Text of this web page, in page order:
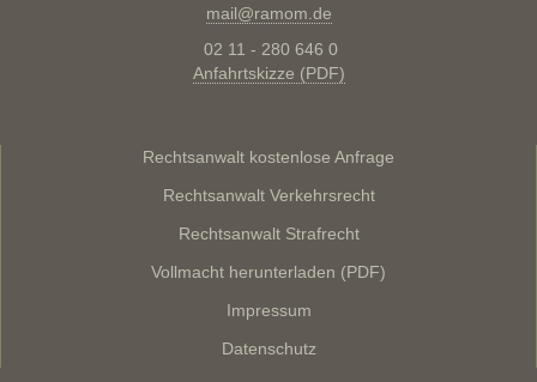
mail@ramom.de
02 11 - 280 646 0
Anfahrtskizze (PDF)
Rechtsanwalt kostenlose Anfrage
Rechtsanwalt Verkehrsrecht
Rechtsanwalt Strafrecht
Vollmacht herunterladen (PDF)
Impressum
Datenschutz